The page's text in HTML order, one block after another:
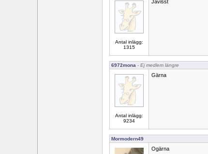
Antal inlägg:
1315
Javisst
6972mona - Ej medlem längre
Antal inlägg:
9234
Gärna
Mormodern49
Ogärna